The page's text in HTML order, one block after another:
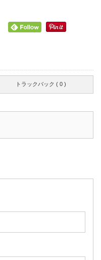
トラックバック ( 0 )